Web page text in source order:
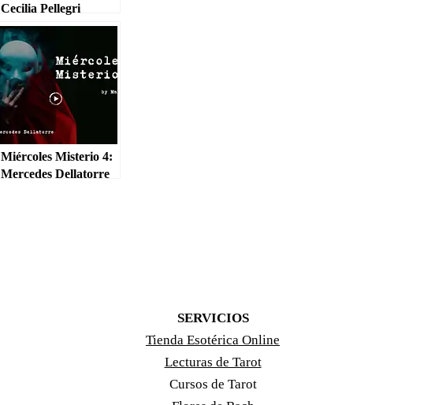
Cecilia Pellegri
Miércoles Misterio 4:
Mercedes Dellatorre
SERVICIOS
Tienda Esotérica Online
Lecturas de Tarot
Cursos de Tarot